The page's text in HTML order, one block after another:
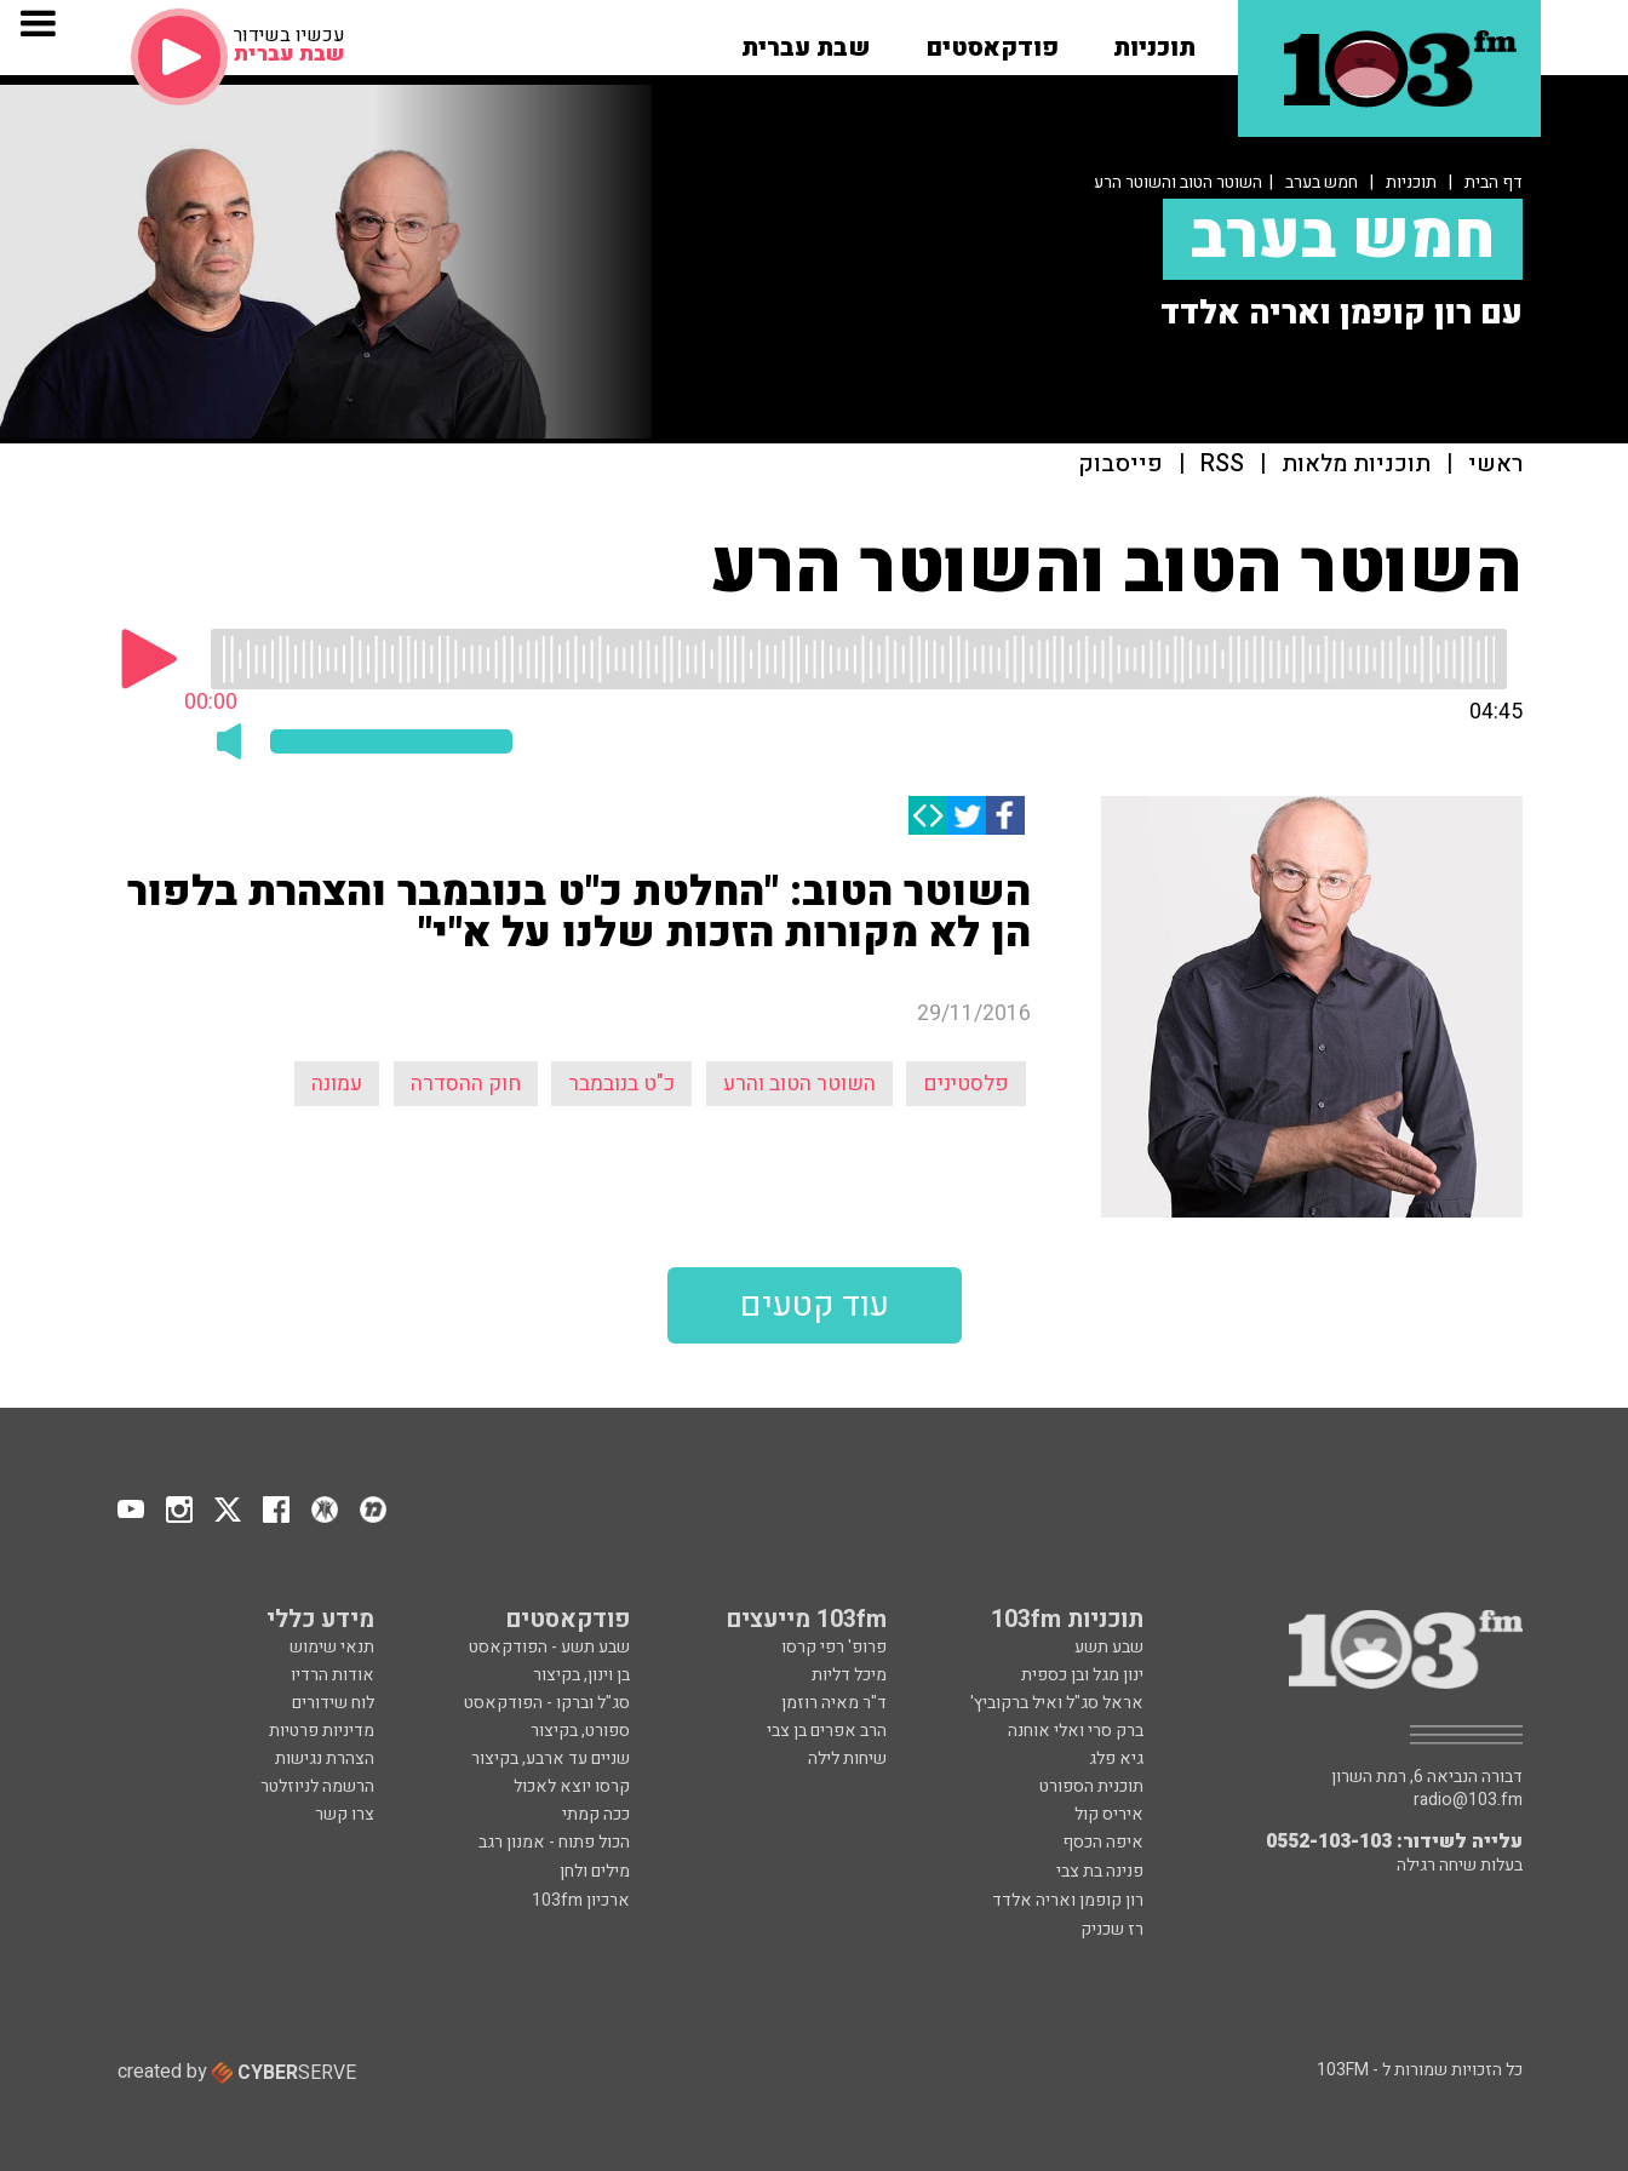
תוכניות פודקאסטים שבת עברית עכשיו בשידור
שבת עברית
דף הבית | תוכניות | חמש בערב | השוטר הטוב והשוטר הרע
חמש בערב
עם רון קופמן ואריה אלדד
ראשי | תוכניות מלאות |
RSS
| פייסבוק
השוטר הטוב והשוטר הרע
00:00 04:45
השוטר הטוב: "החלטת כ"ט בנובמבר והצהרת בלפור
הן לא מקורות הזכות שלנו על א"י"
29/11/2016
פלסטינים השוטר הטוב והרע כ"ט בנובמבר חוק ההסדרה עמונה
עוד קטעים
תוכניות 103fm 103fm מייעצים פודקאסטים מידע כללי
שבע תשע פרופ' רפי קרסו שבע תשע - הפודקאסט
תנאי שימוש
ינון מגל ובן כספית
מיכל דליות בן וינון, בקיצור
אודות הרדיו
אראל סג"ל ואיל ברקוביץ'
ד"ר מאיה רוזמן סג"ל וברקו - הפודקאסט
לוח שידורים
ברק סרי ואלי אוחנה
הרב אפרים בן צבי ספורט, בקיצור
מדיניות פרטיות
גיא פלג
שיחות לילה שניים עד ארבע, בקיצור
הצהרת נגישות
תוכנית הספורט
קרסו יוצא לאכול
הרשמה לניוזלטר
איריס קול
ככה קמתי
צרו קשר
איפה הכסף
הכול פתוח - אמנון רגב
פנינה בת צבי
מילים ולחן
רון קופמן ואריה אלדד
ארכיון 103fm
רז שכניק
דבורה הנביאה 6, רמת השרון
radio@103.fm
עלייה לשידור: 0552-103-103
בעלות שיחה רגילה
כל הזכויות שמורות ל - 103FM created by CYBERSERVE